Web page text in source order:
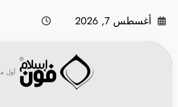
أغسطس 7, 2026
أول